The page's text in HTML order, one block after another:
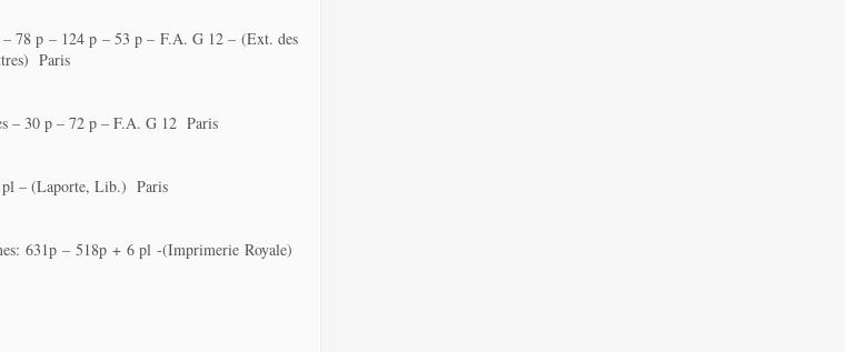
– 78 p – 124 p – 53 p – F.A. G 12 – (Ext. des
Paris
– 30 p – 72 p – F.A. G 12 Paris
pl – (Laporte, Lib.) Paris
631p – 518p + 6 pl -(Imprimerie Royale)